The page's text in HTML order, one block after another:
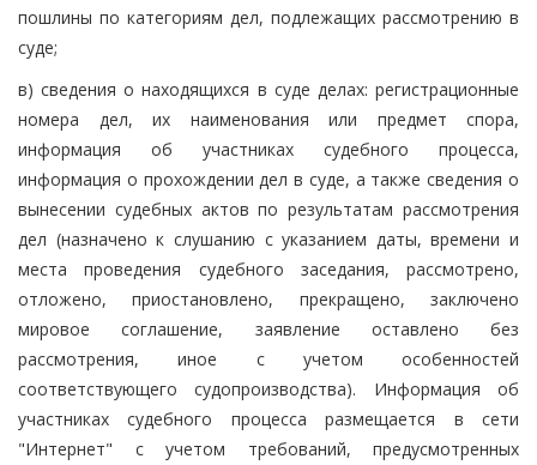
пошлины по категориям дел, подлежащих рассмотрению в
суде;
в) сведения о находящихся в суде делах: регистрационные
номера дел, их наименования или предмет спора,
информация об участниках судебного процесса,
информация о прохождении дел в суде, а также сведения о
вынесении судебных актов по результатам рассмотрения
дел (назначено к слушанию с указанием даты, времени и
места проведения судебного заседания, рассмотрено,
отложено, приостановлено, прекращено, заключено
мировое соглашение, заявление оставлено без
рассмотрения, иное с учетом особенностей
соответствующего судопроизводства). Информация об
участниках судебного процесса размещается в сети
"Интернет" с учетом требований, предусмотренных